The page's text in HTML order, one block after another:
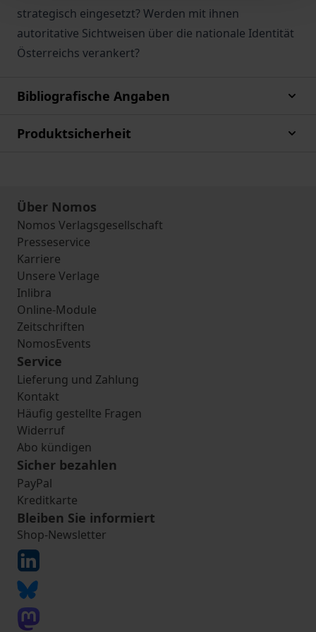
strategisch eingesetzt? Werden mit ihnen
autoritative Sichtweisen über die nationale Identität
Österreichs verankert?
Bibliografische Angaben
Produktsicherheit
Über Nomos
Nomos Verlagsgesellschaft
Presseservice
Karriere
Unsere Verlage
Inlibra
Online-Module
Zeitschriften
NomosEvents
Service
Lieferung und Zahlung
Kontakt
Häufig gestellte Fragen
Widerruf
Abo kündigen
Sicher bezahlen
PayPal
Kreditkarte
Bleiben Sie informiert
Shop-Newsletter